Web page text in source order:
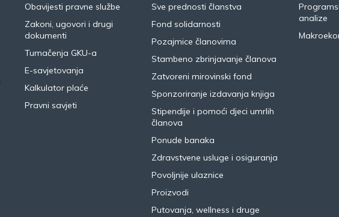
Obavijesti pravne službe
Zakoni, ugovori i drugi
dokumenti
Tumačenja GKU-a
E-savjetovanja
Kalkulator plaće
Pravni savjeti
Sve prednosti članstva
Fond solidarnosti
Pozajmice članovima
Stambeno zbrinjavanje članova
Zatvoreni mirovinski fond
Sponzoriranje izdavanja knjiga
Stipendije i pomoći djeci umrlih
članova
Ponude banaka
Zdravstvene usluge i osiguranja
Povoljnije ulaznice
Proizvodi
Putovanja, wellness i druge
analize